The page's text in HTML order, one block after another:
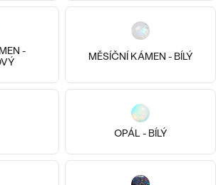
-
MĚSÍČNÍ KÁMEN - BÍLÝ
OPÁL - BÍLÝ
Daina